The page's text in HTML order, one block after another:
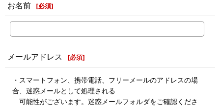
お名前 [必須]
メールアドレス [必須]
・スマートフォン、携帯電話、フリーメールのアドレスの場
合、迷惑メールとして処理される
可能性がございます。迷惑メールフォルダをご確認くださ